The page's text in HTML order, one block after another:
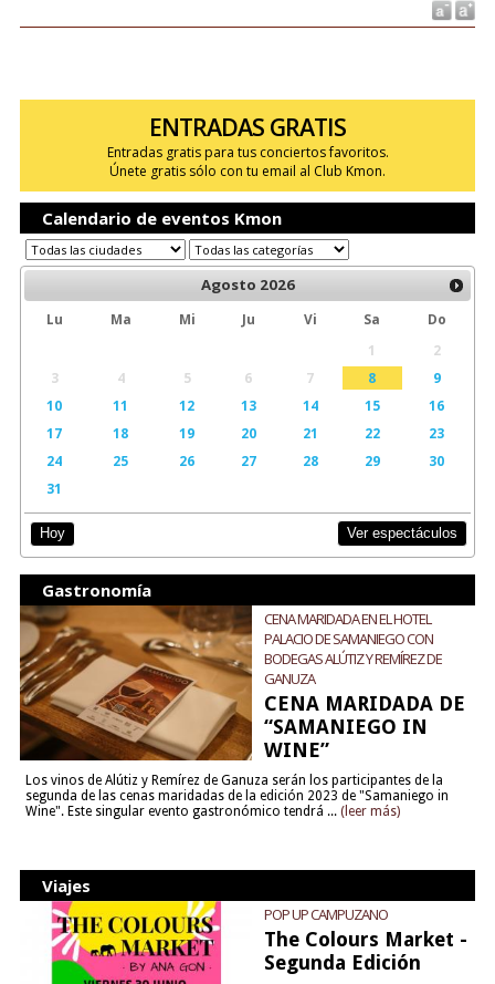
ENTRADAS GRATIS
Entradas gratis para tus conciertos favoritos.
Únete gratis sólo con tu email al Club Kmon.
Calendario de eventos Kmon
Agosto 2026
Lu Ma Mi Ju Vi Sa
Do
1
2
3
4 5 6 7 8
9
10
11 12 13 14 15
16
17
18 19 20 21 22
23
24
25 26 27 28 29
30
31
Hoy Ver espectáculos
Gastronomía
CENA MARIDADA EN EL HOTEL
PALACIO DE SAMANIEGO CON
BODEGAS ALÚTIZ Y REMÍREZ DE
GANUZA
CENA MARIDADA DE
“SAMANIEGO IN
WINE”
Los vinos de Alútiz y Remírez de Ganuza serán los participantes de la
segunda de las cenas maridadas de la edición 2023 de "Samaniego in
Wine". Este singular evento gastronómico tendrá ... (leer más)
Viajes
POP UP CAMPUZANO
The Colours Market -
Segunda Edición